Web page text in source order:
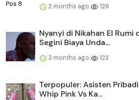
2 months ago 126
Nyanyi di Nikahan El Rumi
Segini Biaya Unda...
3 months ago 123
Terpopuler: Asisten
Whip Pink Vs Ka...